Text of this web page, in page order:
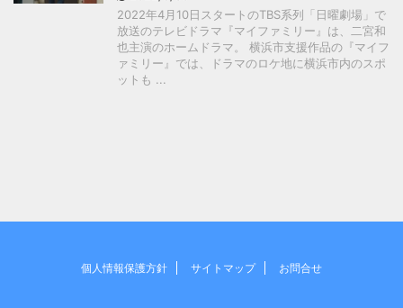
2022年4月10日スタートのTBS系列「日曜劇場」で
放送のテレビドラマ『マイファミリー』は、二宮和
也主演のホームドラマ。 横浜市支援作品の『マイフ
ァミリー』では、ドラマのロケ地に横浜市内のスポ
ットも ...
個人情報保護方針 サイトマップ お問合せ